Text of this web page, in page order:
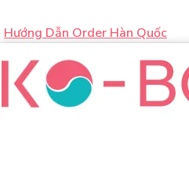
Hướng Dẫn Order Hàn Quốc